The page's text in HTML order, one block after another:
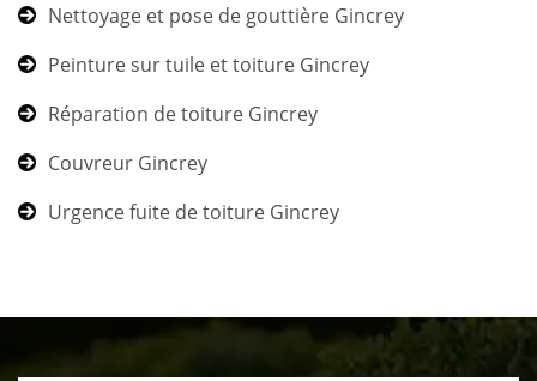
Nettoyage et pose de gouttière Gincrey
Peinture sur tuile et toiture Gincrey
Réparation de toiture Gincrey
Couvreur Gincrey
Urgence fuite de toiture Gincrey